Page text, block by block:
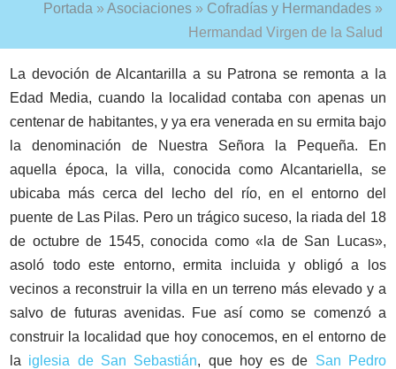
Portada » Asociaciones » Cofradías y Hermandades »
Hermandad Virgen de la Salud
La devoción de Alcantarilla a su Patrona se remonta a la
Edad Media, cuando la localidad contaba con apenas un
centenar de habitantes, y ya era venerada en su ermita bajo
la denominación de Nuestra Señora la Pequeña. En
aquella época, la villa, conocida como Alcantariella, se
ubicaba más cerca del lecho del río, en el entorno del
puente de Las Pilas. Pero un trágico suceso, la riada del 18
de octubre de 1545, conocida como «la de San Lucas»,
asoló todo este entorno, ermita incluida y obligó a los
vecinos a reconstruir la villa en un terreno más elevado y a
salvo de futuras avenidas. Fue así como se comenzó a
construir la localidad que hoy conocemos, en el entorno de
la iglesia de San Sebastián, que hoy es de San Pedro